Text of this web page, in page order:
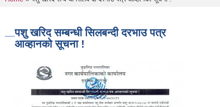
पशु खरिद सम्बन्धी सिलबन्दी दरभाउ पत्र
आव्हानको सूचना !